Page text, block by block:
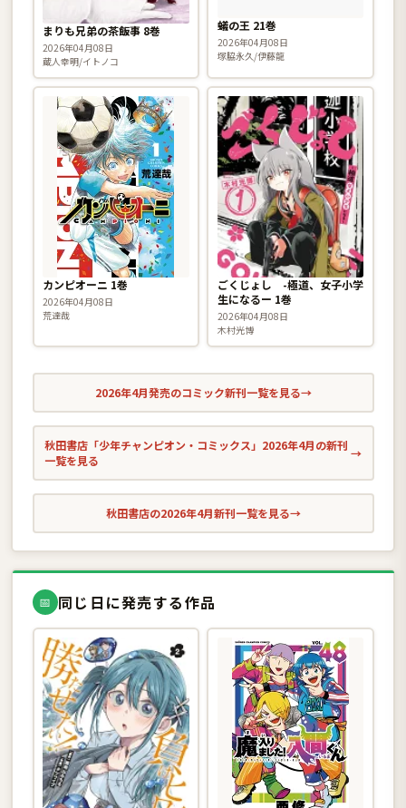
まりも兄弟の茶飯事 8巻
2026年04月08日
蔵人幸明/イトノコ
蟻の王 21巻
2026年04月08日
塚脇永久/伊藤龍
カンピオーニ 1巻
2026年04月08日
荒達哉
ごくじょし -極道、女子小学
生になるー 1巻
2026年04月08日
木村光博
2026年4月発売のコミック新刊一覧を見る→
秋田書店「少年チャンピオン・コミックス」2026年4月の新刊
一覧を見る
→
秋田書店の2026年4月新刊一覧を見る→
📅 同じ日に発売する作品